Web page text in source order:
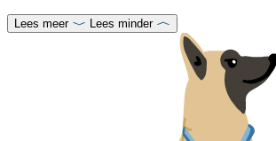
Lees meer Lees minder